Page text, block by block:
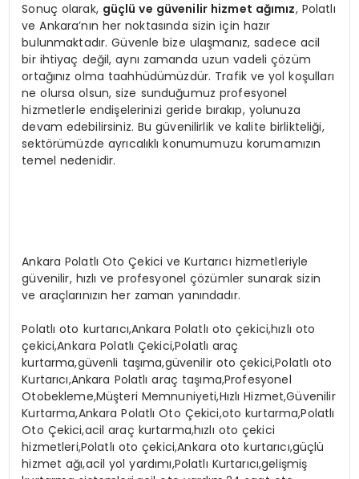
Sonuç olarak, güçlü ve güvenilir hizmet ağımız, Polatlı
ve Ankara’nın her noktasında sizin için hazır
bulunmaktadır. Güvenle bize ulaşmanız, sadece acil
bir ihtiyaç değil, aynı zamanda uzun vadeli çözüm
ortağınız olma taahhüdümüzdür. Trafik ve yol koşulları
ne olursa olsun, size sunduğumuz profesyonel
hizmetlerle endişelerinizi geride bırakıp, yolunuza
devam edebilirsiniz. Bu güvenilirlik ve kalite birlikteliği,
sektörümüzde ayrıcalıklı konumumuzu korumamızın
temel nedenidir.
Ankara Polatlı Oto Çekici ve Kurtarıcı hizmetleriyle
güvenilir, hızlı ve profesyonel çözümler sunarak sizin
ve araçlarınızın her zaman yanındadır.
Polatlı oto kurtarıcı,Ankara Polatlı oto çekici,hızlı oto
çekici,Ankara Polatlı Çekici,Polatlı araç
kurtarma,güvenli taşıma,güvenilir oto çekici,Polatlı oto
Kurtarıcı,Ankara Polatlı araç taşıma,Profesyonel
Otobekleme,Müşteri Memnuniyeti,Hızlı Hizmet,Güvenilir
Kurtarma,Ankara Polatlı Oto Çekici,oto kurtarma,Polatlı
Oto Çekici,acil araç kurtarma,hızlı oto çekici
hizmetleri,Polatlı oto çekici,Ankara oto kurtarıcı,güçlü
hizmet ağı,acil yol yardımı,Polatlı Kurtarıcı,gelişmiş